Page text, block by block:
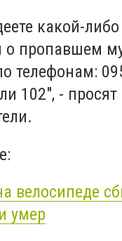
какой-либо
о пропавшем
телефонам:
102", - просят
велосипеде
умер